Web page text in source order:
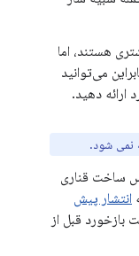
هستند، اما
می‌توانید
ارائه دهید.
نمی شود.
ساخت قناری
انتشار پیش
بازخورد قبل از